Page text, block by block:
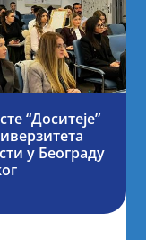
“Доситеје”
у Београду